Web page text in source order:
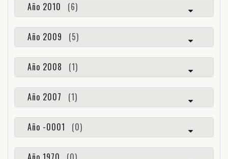
Año 2010 (6)
Año 2009 (5)
Año 2008 (1)
Año 2007 (1)
Año -0001 (0)